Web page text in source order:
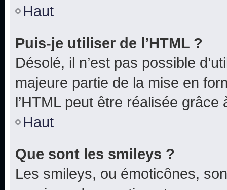
Haut
Puis-je utiliser de l’HTML ?
Désolé, il n’est pas possible
majeure partie de la mise en
l’HTML peut être réalisée grâce
Haut
Que sont les smileys ?
Les smileys, ou émoticônes,